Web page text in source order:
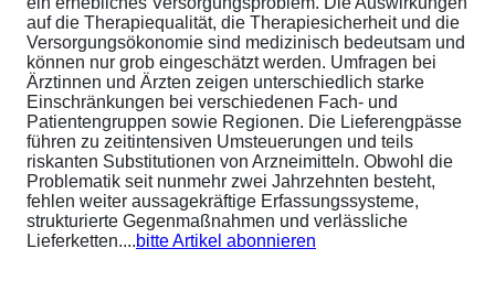
auf die Therapiequalität, die Therapiesicherheit und die
Versorgungsökonomie sind medizinisch bedeutsam und
können nur grob eingeschätzt werden. Umfragen bei
Ärztinnen und Ärzten zeigen unterschiedlich starke
Einschränkungen bei verschiedenen Fach- und
Patientengruppen sowie Regionen. Die Lieferengpässe
führen zu zeitintensiven Umsteuerungen und teils
riskanten Substitutionen von Arzneimitteln. Obwohl die
Problematik seit nunmehr zwei Jahrzehnten besteht,
fehlen weiter aussagekräftige Erfassungssysteme,
strukturierte Gegenmaßnahmen und verlässliche
Lieferketten....bitte Artikel abonnieren